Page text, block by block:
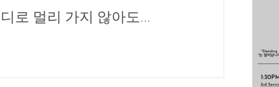
디로 멀리 가지 않아도...